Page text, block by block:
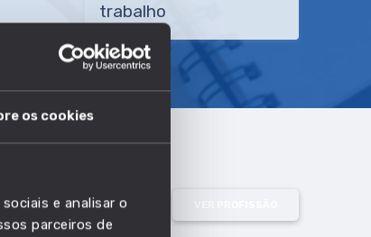
os cookies
e analisar o
parceiros de
trabalho